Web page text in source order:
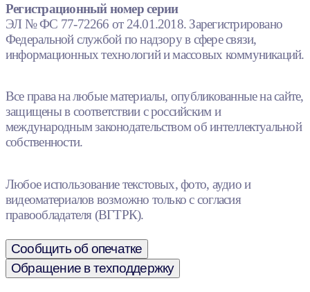
Регистрационный номер серии
ЭЛ № ФС 77-72266 от 24.01.2018. Зарегистрировано
Федеральной службой по надзору в сфере связи,
информационных технологий и массовых коммуникаций.
Все права на любые материалы, опубликованные на сайте,
защищены в соответствии с российским и
международным законодательством об интеллектуальной
собственности.
Любое использование текстовых, фото, аудио и
видеоматериалов возможно только с согласия
правообладателя (ВГТРК).
Сообщить об опечатке
Обращение в техподдержку